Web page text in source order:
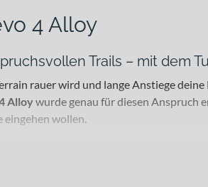
4 Alloy
Trails – mit dem
rauer wird und lange Anstiege
Alloywurde genau für diesen Anspruch
eingehen wollen.